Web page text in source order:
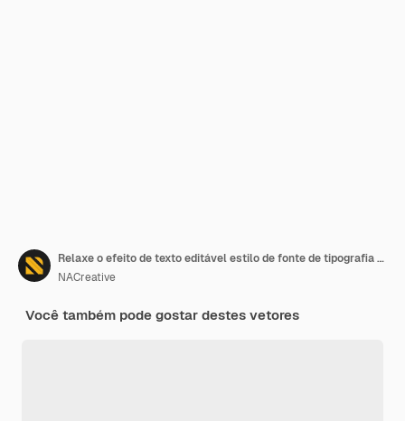
Relaxe o efeito de texto editável estilo de fonte de tipografia de letras modernas
NACreative
Você também pode gostar destes vetores